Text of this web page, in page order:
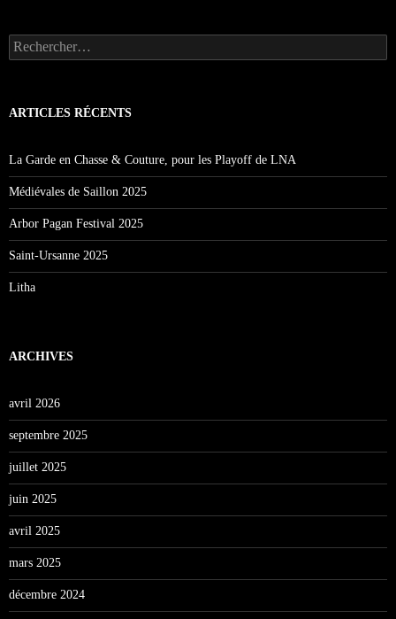
Rechercher :
ARTICLES RÉCENTS
La Garde en Chasse & Couture, pour les Playoff de LNA
Médiévales de Saillon 2025
Arbor Pagan Festival 2025
Saint-Ursanne 2025
Litha
ARCHIVES
avril 2026
septembre 2025
juillet 2025
juin 2025
avril 2025
mars 2025
décembre 2024